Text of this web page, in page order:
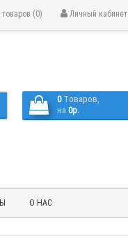
Личный кабинет
(0)
0 Tоваров,
на 0р.
О НАС